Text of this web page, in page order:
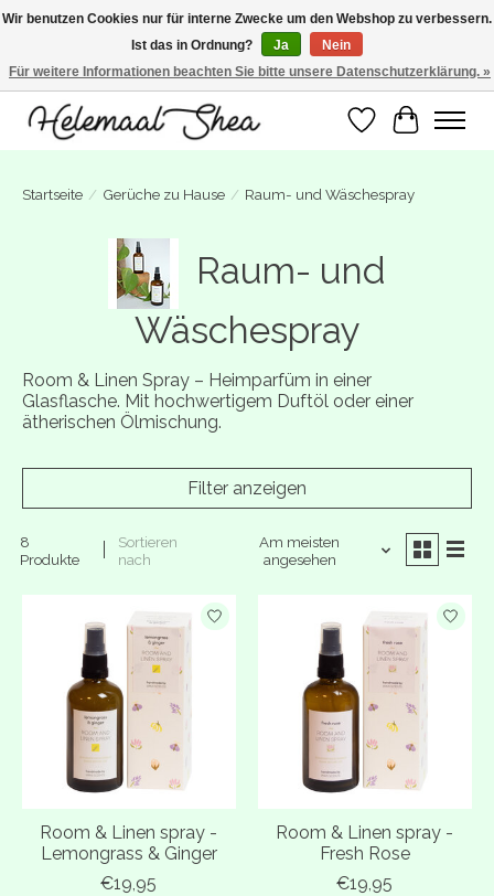
SUMMER BREAK! Wij zijn gesloten van 27 juli t/m 16 augustus. Bestellen is nog
wel mogelijk. Alle bestellingen worden vanaf 17 augustus in behandeling
genomen.
Wunschzettel
Ihr
Startseite / Gerüche zu Hause / Raum- und Wäschespray
Raum- und
Wäschespray
Room & Linen Spray – Heimparfüm in einer
Glasflasche. Mit hochwertigem Duftöl oder einer
ätherischen Ölmischung.
Filter anzeigen
8
Produkte
Sortieren
nach
Am meisten
angesehen
Room & Linen spray -
Lemongrass & Ginger
€19,95
Room & Linen spray -
Fresh Rose
€19,95
Wir benutzen Cookies nur für interne Zwecke um den Webshop zu verbessern.
Ist das in Ordnung?
Ja
Nein
Für weitere Informationen beachten Sie bitte unsere Datenschutzerklärung. »